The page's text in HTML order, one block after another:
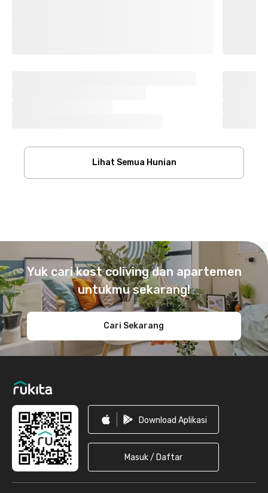
Lihat Semua Hunian
Yuk cari kost coliving dan apartemen
untukmu sekarang!
Cari Sekarang
Download Aplikasi
Masuk / Daftar